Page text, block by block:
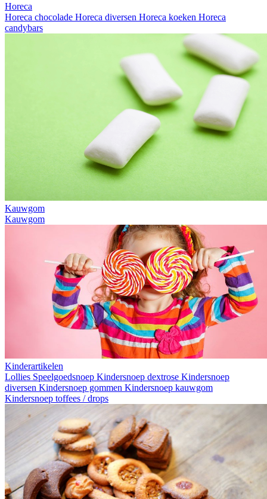
Horeca
Horeca chocolade Horeca diversen Horeca koeken Horeca
candybars
Kauwgom
Kauwgom
Kinderartikelen
Lollies Speelgoedsnoep Kindersnoep dextrose Kindersnoep
diversen Kindersnoep gommen Kindersnoep kauwgom
Kindersnoep toffees / drops